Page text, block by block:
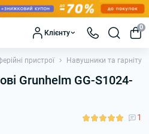
Клієнту
0
пристрої Навушники та
Grunhelm GG-S1024-
1